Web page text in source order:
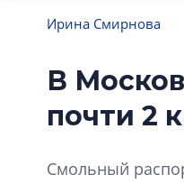
Ирина Смирнова
В
почти 2
Смольный